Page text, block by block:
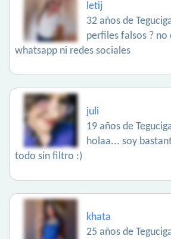
letij
32 años de
perfiles falsos ?
whatsapp ni redes sociales
juli
19 años de
holaa... soy
todo sin filtro :)
khata
25 años de